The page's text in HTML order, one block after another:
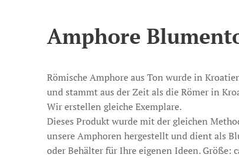
Amphore
Römische Amphore aus Ton wurde in
und stammt aus der Zeit als die Römer in
Wir erstellen gleiche Exemplare.
Dieses Produkt wurde mit der gleichen
unsere Amphoren hergestellt und dient als
oder Behälter für Ihre eigenen Ideen. Größe: